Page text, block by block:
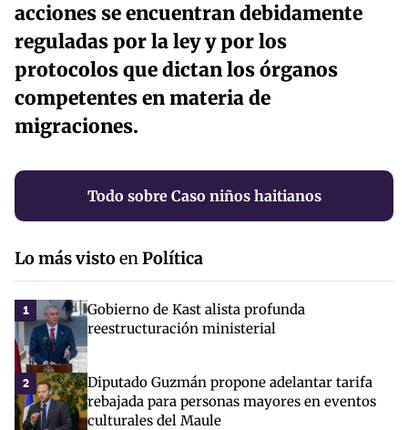
acciones se encuentran debidamente
reguladas por la ley y por los
protocolos que dictan los órganos
competentes en materia de
migraciones.
Todo sobre Caso niños haitianos
Lo más vistoenPolítica
1
Gobierno de Kast alista profunda
reestructuración ministerial
2
Diputado Guzmán propone adelantar tarifa
rebajada para personas mayores en eventos
culturales del Maule